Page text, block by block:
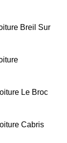
Breil Sur
Le Broc
Cabris